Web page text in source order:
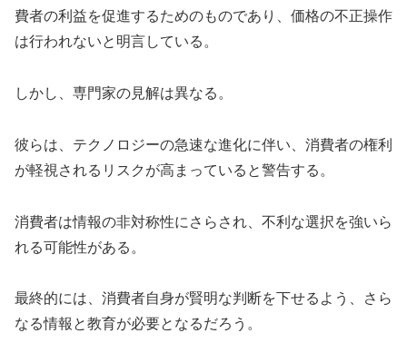
費者の利益を促進するためのものであり、価格の不正操作
は行われないと明言している。
しかし、専門家の見解は異なる。
彼らは、テクノロジーの急速な進化に伴い、消費者の権利
が軽視されるリスクが高まっていると警告する。
消費者は情報の非対称性にさらされ、不利な選択を強いら
れる可能性がある。
最終的には、消費者自身が賢明な判断を下せるよう、さら
なる情報と教育が必要となるだろう。